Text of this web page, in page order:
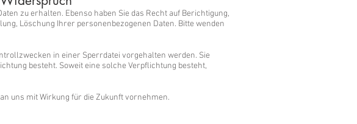
zu erhalten. Ebenso haben Sie das Recht auf Berichtigung,
Löschung Ihrer personenbezogenen Daten. Bitte wenden
in einer Sperrdatei vorgehalten werden. Sie
besteht. Soweit eine solche Verpflichtung besteht,
uns mit Wirkung für die Zukunft vornehmen.